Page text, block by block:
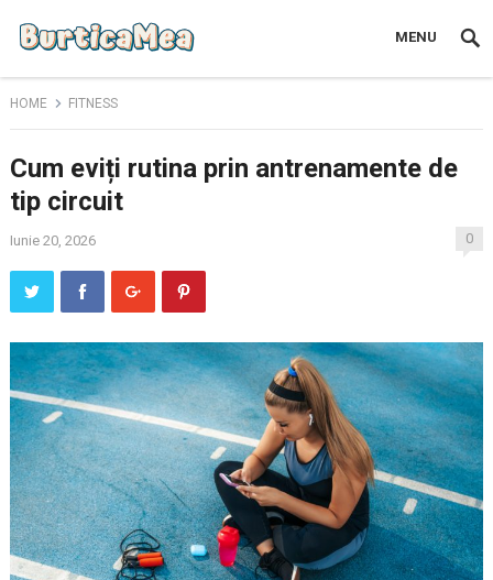
MENU
HOME FITNESS
Cum eviți rutina prin antrenamente de
tip circuit
Iunie 20, 2026 0